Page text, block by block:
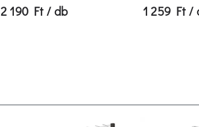
EPH3100161
2 190 Ft / db 1 259 Ft /